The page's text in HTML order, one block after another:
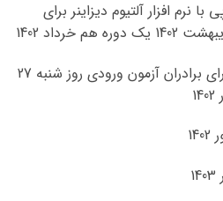
نرم افزار آلتیوم دیزاینر برای
خرداد 1402
دوره میکروکنترلرهای AVR برای برادران آزمون ورودی روز شنبه 27